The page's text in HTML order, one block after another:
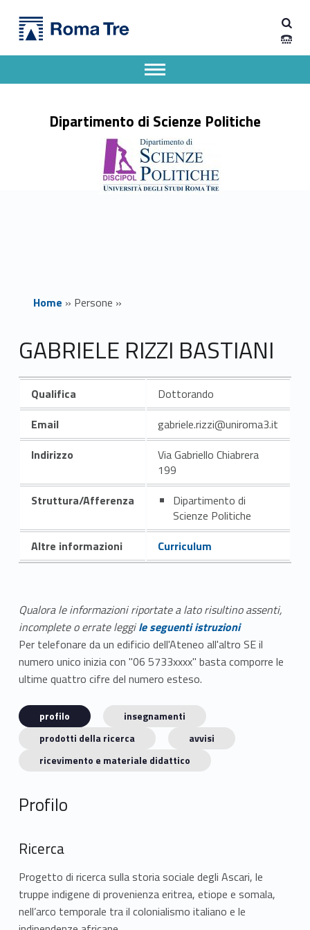
GABRIELE RIZZI BASTIANI - Dipartimento di Scienze Politiche
Dipartimento di Scienze Politiche
Apri il menu secondario
Header info sidebar
Home » Persone »
GABRIELE RIZZI BASTIANI
Qualifica
Dottorando
Email
gabriele.rizzi@uniroma3.it
Indirizzo
Via Gabriello Chiabrera
199
Struttura/Afferenza
Dipartimento di
Scienze Politiche
Altre informazioni
Curriculum
Qualora le informazioni riportate a lato risultino assenti,
incomplete o errate leggile seguenti istruzioni
Per telefonare da un edificio dell'Ateneo all'altro SE il
numero unico inizia con "06 5733xxxx" basta comporre le
ultime quattro cifre del numero esteso.
profilo
insegnamenti
prodotti della ricerca
avvisi
ricevimento e materiale didattico
Profilo
Ricerca
Progetto di ricerca sulla storia sociale degli Ascari, le
truppe indigene di provenienza eritrea, etiope e somala,
nell’arco temporale tra il colonialismo italiano e le